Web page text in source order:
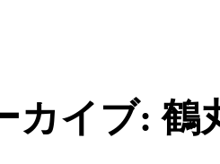
カイブ:鶴